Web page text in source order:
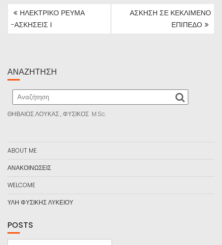
ΠΛΟΉΓΗΣΗ
ΆΡΘΡΩΝ
ΗΛΕΚΤΡΙΚΟ ΡΕΥΜΑ
-ΑΣΚΗΣΕΙΣ Ι
ΑΣΚΗΣΗ ΣΕ ΚΕΚΛΙΜΕΝΟ
ΕΠΙΠΕΔΟ
ΑΝΑΖΉΤΗΣΗ
ΘΗΒΑΙΟΣ ΛΟΥΚΑΣ , ΦΥΣΙΚΟΣ M.Sc.
ABOUT ME
ΑΝΑΚΟΙΝΩΣΕΙΣ
WELCOME
ΥΛΗ ΦΥΣΙΚΗΣ ΛΥΚΕΙΟΥ
POSTS